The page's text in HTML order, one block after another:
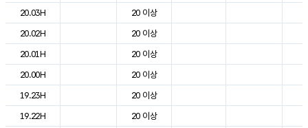
20.03H
20 이상
20.02H
20 이상
20.01H
20 이상
20.00H
20 이상
19.23H
20 이상
19.22H
20 이상